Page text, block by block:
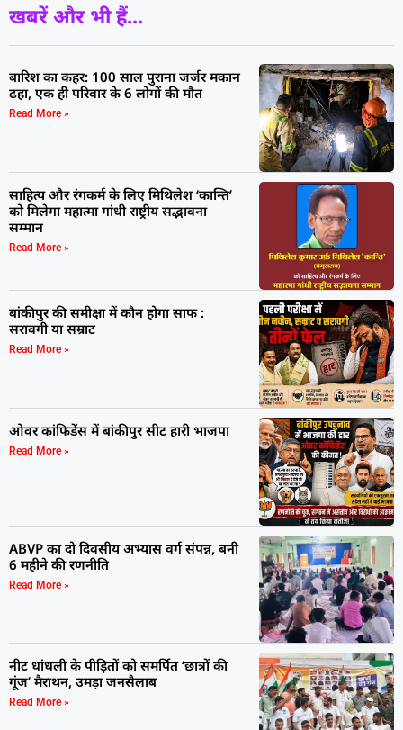
खबरें और भी हैं...
बारिश का कहर: 100 साल पुराना जर्जर मकान
ढहा, एक ही परिवार के 6 लोगों की मौत
Read More »
साहित्य और रंगकर्म के लिए मिथिलेश ‘कान्ति’
को मिलेगा महात्मा गांधी राष्ट्रीय सद्भावना
सम्मान
Read More »
बांकीपुर की समीक्षा में कौन होगा साफ :
सरावगी या सम्राट
Read More »
ओवर कांफिडेंस में बांकीपुर सीट हारी भाजपा
Read More »
ABVP का दो दिवसीय अभ्यास वर्ग संपन्न, बनी
6 महीने की रणनीति
Read More »
नीट धांधली के पीड़ितों को समर्पित ‘छात्रों की
गूंज’ मैराथन, उमड़ा जनसैलाब
Read More »